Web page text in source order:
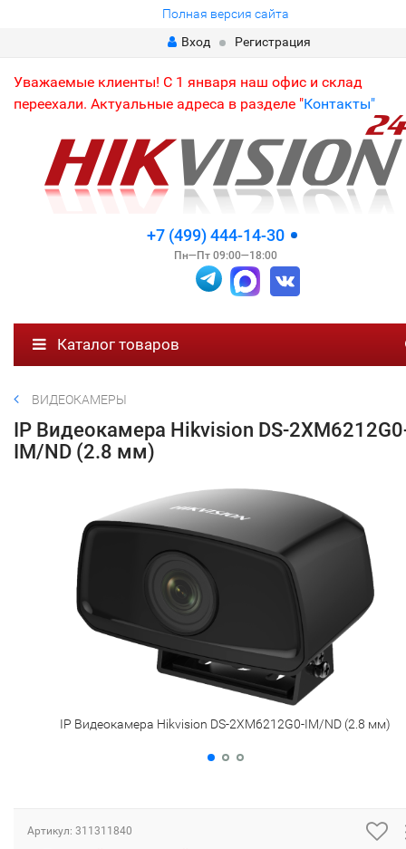
Полная версия сайта
Вход
Регистрация
Уважаемые клиенты! С 1 января наш офис и склад
переехали. Актуальные адреса в разделе "Контакты"
+7 (499) 444-14-30
Пн—Пт 09:00—18:00
Каталог товаров
ВИДЕОКАМЕРЫ
IP Видеокамера Hikvision DS-
IM/ND (2.8 мм)
IP Видеокамера Hikvision DS-2XM6212G0-IM/ND (2.8 мм)
Артикул: 311311840